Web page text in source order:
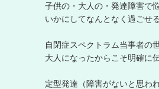
子供の・大人の・発達障害で
いかにしてなんとなく過ごせ
自閉症スペクトラム当事者の
大人になったからこそ明確に
定型発達（障害がないと思わ